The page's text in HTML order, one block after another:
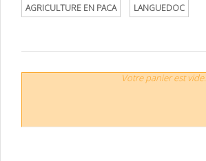
AGRICULTURE EN PACA LANGUEDOC
Votre panier est vide.